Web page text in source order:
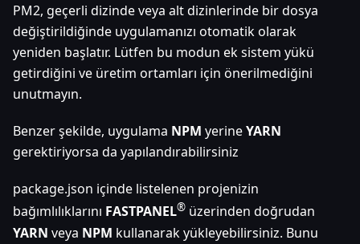
PM2, geçerli dizinde veya alt dizinlerinde bir dosya
değiştirildiğinde uygulamanızı otomatik olarak
yeniden başlatır. Lütfen bu modun ek sistem yükü
getirdiğini ve üretim ortamları için önerilmediğini
unutmayın.
Benzer şekilde, uygulama NPM yerineYARN
gerektiriyorsa da yapılandırabilirsiniz
package.json içinde listelenen projenizin
bağımlılıklarını FASTPANEL® üzerinden doğrudan
YARN veya NPM kullanarak yükleyebilirsiniz. Bunu